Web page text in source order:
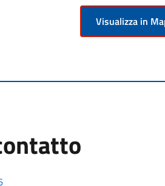
Visualizza in